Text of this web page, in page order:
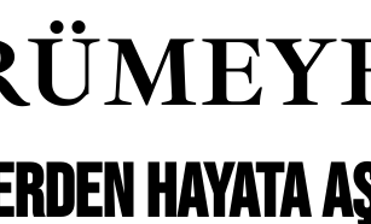
HAYATA